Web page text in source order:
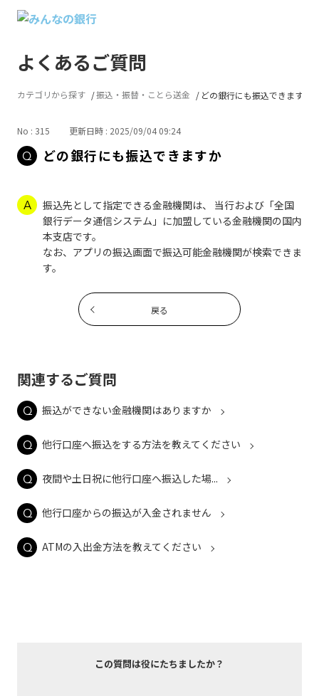
よくあるご質問
カテゴリから探す 振込・振替・ことら送金 どの銀行にも振込できますか
No : 315 更新日時 : 2025/09/04 09:24
どの銀行にも振込できますか
振込先として指定できる金融機関は、 当行および「全国
銀行データ通信システム」に加盟している金融機関の国内
本支店です。
なお、アプリの振込画面で振込可能金融機関が検索できま
す。
戻る
関連するご質問
振込ができない金融機関はありますか
他行口座へ振込をする方法を教えてください
夜間や土日祝に他行口座へ振込した場...
他行口座からの振込が入金されません
ATMの入出金方法を教えてください
この質問は役にたちましたか？